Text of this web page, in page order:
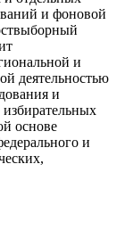
и фоновой
и
деятельностью
и
избирательных
основе
и